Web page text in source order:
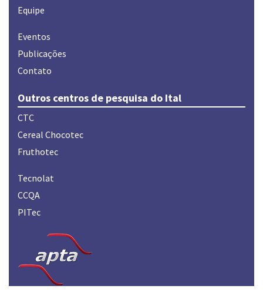
Equipe
Eventos
Publicações
Contato
Outros centros de pesquisa do Ital
CTC
Cereal Chocotec
Fruthotec
Tecnolat
CCQA
PITec